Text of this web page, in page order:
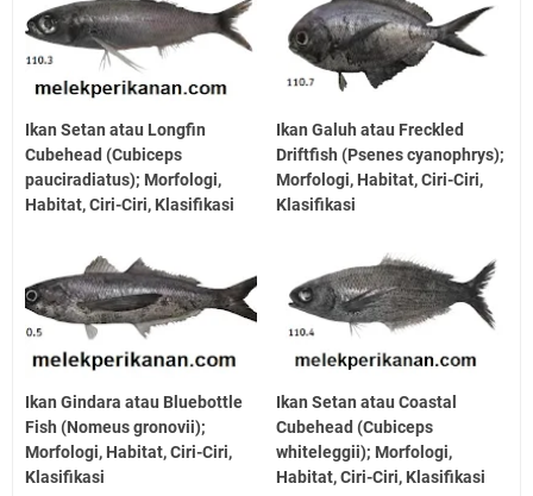
Ikan Setan atau Longfin
Cubehead (Cubiceps
pauciradiatus); Morfologi,
Habitat, Ciri-Ciri, Klasifikasi
Ikan Galuh atau Freckled
Driftfish (Psenes cyanophrys);
Morfologi, Habitat, Ciri-Ciri,
Klasifikasi
Ikan Gindara atau Bluebottle
Fish (Nomeus gronovii);
Morfologi, Habitat, Ciri-Ciri,
Klasifikasi
Ikan Setan atau Coastal
Cubehead (Cubiceps
whiteleggii); Morfologi,
Habitat, Ciri-Ciri, Klasifikasi